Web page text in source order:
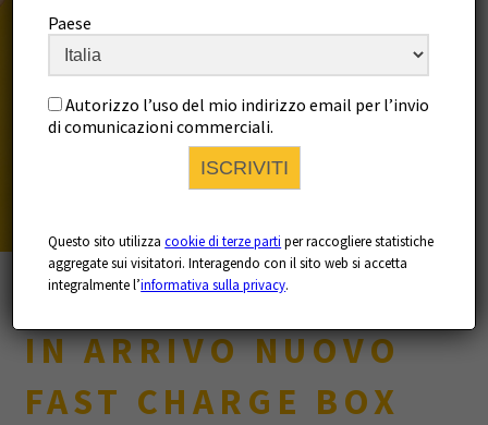
News
IN ARRIVO NUOVO
FAST CHARGE BOX
Paese
Autorizzo l’uso del mio indirizzo email per l’invio
di comunicazioni commerciali.
ISCRIVITI
Questo sito utilizzacookie di terze parti per raccogliere statistiche
aggregate sui visitatori. Interagendo con il sito web si accetta
integralmente l’informativa sulla privacy.